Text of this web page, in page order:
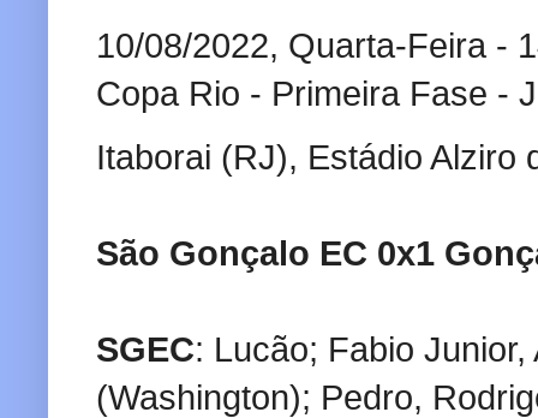
10/08/2022, Quarta-Feira -
Copa Rio - Primeira Fase -
Itaborai (RJ), Estádio Alziro
São Gonçalo EC 0x1
SGEC: Lucão; Fabio
(Washington); Pedro,